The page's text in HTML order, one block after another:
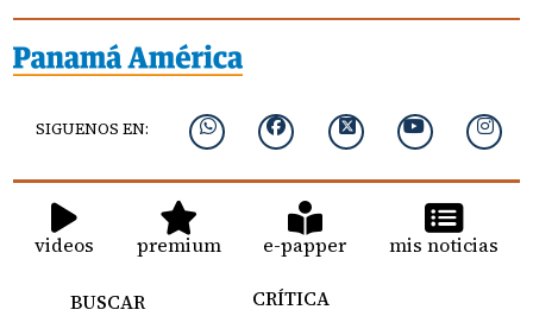
SIGUENOS EN:
videos premium e-papper mis noticias
BUSCAR
CRÍTICA